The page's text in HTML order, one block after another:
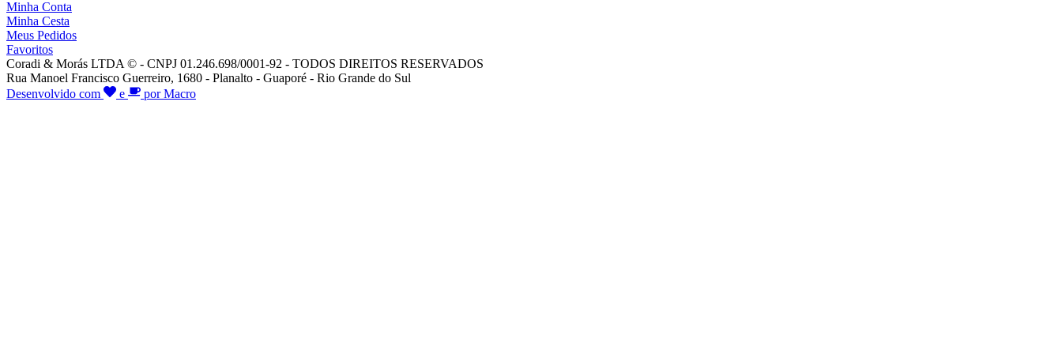
Minha Conta
Minha Cesta
Meus Pedidos
Favoritos
Coradi & Morás LTDA © - CNPJ 01.246.698/0001-92 - TODOS DIREITOS RESERVADOS
Rua Manoel Francisco Guerreiro, 1680 - Planalto - Guaporé - Rio Grande do Sul
Desenvolvido com
e por Macro